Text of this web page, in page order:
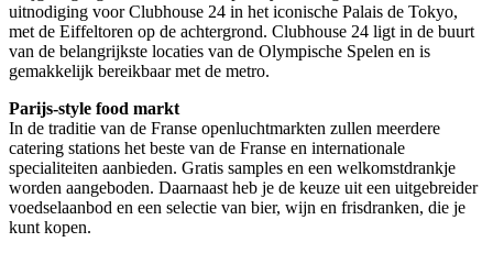
uitnodiging voor Clubhouse 24 in het iconische Palais de Tokyo,
met de Eiffeltoren op de achtergrond. Clubhouse 24 ligt in de buurt
van de belangrijkste locaties van de Olympische Spelen en is
gemakkelijk bereikbaar met de metro.
Parijs-style food markt
In de traditie van de Franse openluchtmarkten zullen meerdere
catering stations het beste van de Franse en internationale
specialiteiten aanbieden. Gratis samples en een welkomstdrankje
worden aangeboden. Daarnaast heb je de keuze uit een uitgebreider
voedselaanbod en een selectie van bier, wijn en frisdranken, die je
kunt kopen.